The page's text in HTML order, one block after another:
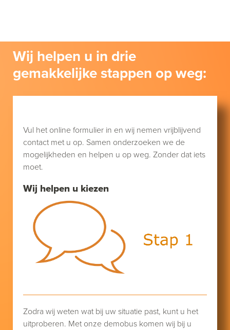
Wij helpen u in drie
gemakkelijke stappen op weg:
Wij helpen u kiezen
Vul het online formulier in en wij nemen vrijblijvend
contact met u op. Samen onderzoeken we de
mogelijkheden en helpen u op weg. Zonder dat iets
moet.
Zodra wij weten wat bij uw situatie past, kunt u het
uitproberen. Met onze demobus komen wij bij u